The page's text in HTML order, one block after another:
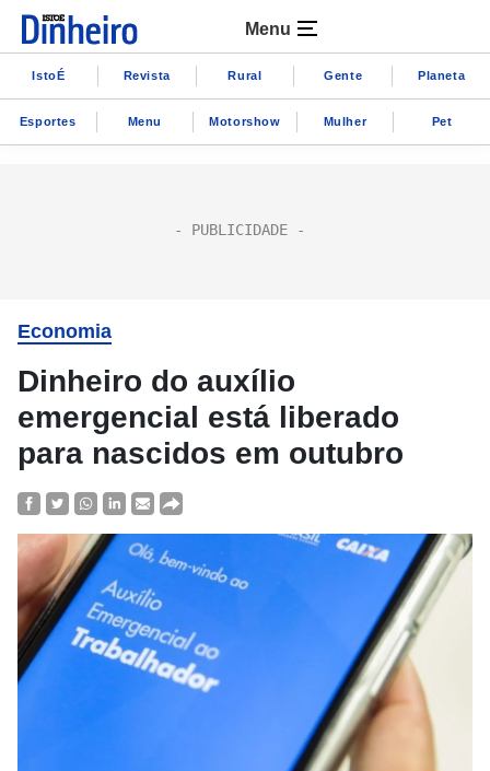
Menu
IstoÉ Revista Rural Gente Planeta
Esportes Menu Motorshow Mulher Pet
Economia
Dinheiro do auxílio
emergencial está liberado
para nascidos em outubro